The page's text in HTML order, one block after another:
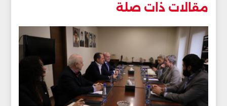
مقالات ذات صلة